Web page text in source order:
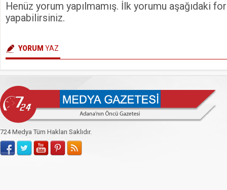
Henüz yorum yapılmamış. İlk yorumu aşağıdaki
yapabilirsiniz.
YORUM YAZ
724 Medya Tüm Hakları Saklıdır.